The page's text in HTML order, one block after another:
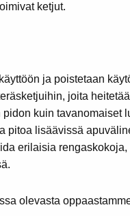
ketjut.
ja poistetaan
joita
kuin tavanomaiset
pitoa lisäävissä
erilaisia
olevasta